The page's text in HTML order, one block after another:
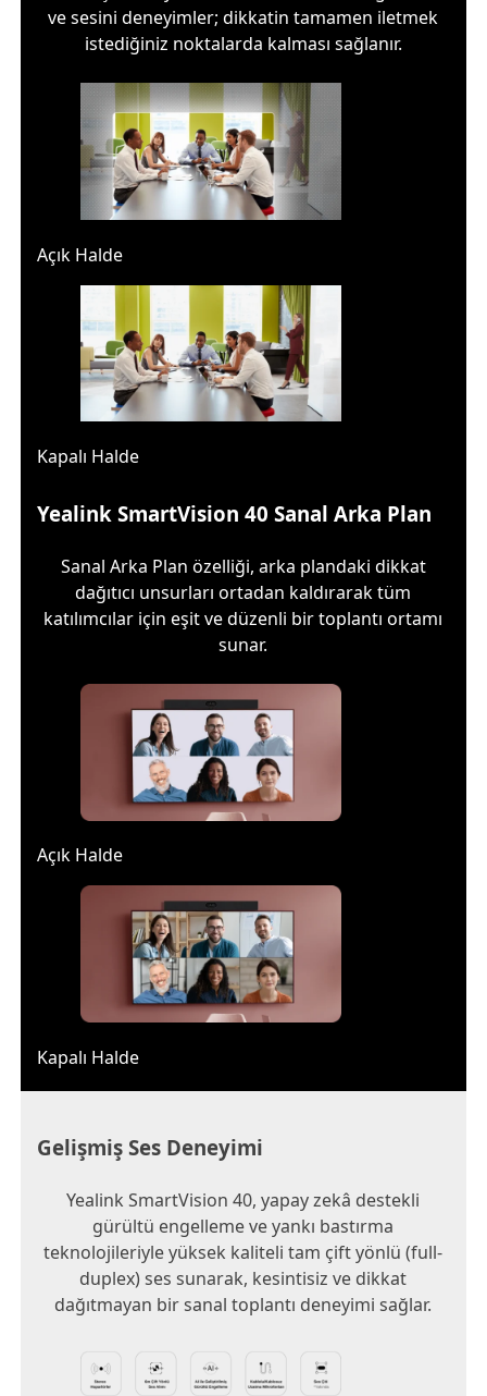
ve sesini deneyimler; dikkatin tamamen iletmek
istediğiniz noktalarda kalması sağlanır.
Açık Halde
Kapalı Halde
Yealink SmartVision 40 Sanal Arka Plan
Sanal Arka Plan özelliği, arka plandaki dikkat
dağıtıcı unsurları ortadan kaldırarak tüm
katılımcılar için eşit ve düzenli bir toplantı ortamı
sunar.
Açık Halde
Kapalı Halde
Gelişmiş Ses Deneyimi
Yealink SmartVision 40, yapay zekâ destekli
gürültü engelleme ve yankı bastırma
teknolojileriyle yüksek kaliteli tam çift yönlü (full-
duplex) ses sunarak, kesintisiz ve dikkat
dağıtmayan bir sanal toplantı deneyimi sağlar.